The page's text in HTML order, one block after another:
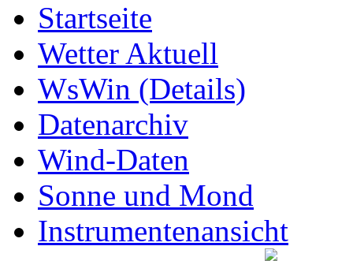
Startseite
Wetter Aktuell
WsWin (Details)
Datenarchiv
Wind-Daten
Sonne und Mond
Instrumentenansicht